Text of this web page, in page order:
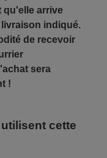
qu'elle arrive
indiqué.
de recevoir
sera
!
cette